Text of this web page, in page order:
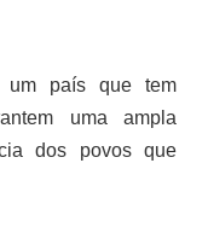
um país que tem
uma ampla
dos povos que